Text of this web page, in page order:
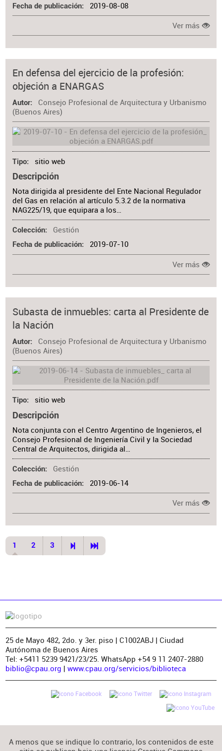
Fecha de publicación 2019-08-08
Ver más
En defensa del ejercicio de la profesión:
objeción a ENARGAS
Autor
Consejo Profesional de Arquitectura y Urbanismo
(Buenos Aires)
Tipo sitio web
Descripción
Nota dirigida al presidente del Ente Nacional Regulador
del Gas en relación al artículo 5.3.2 de la normativa
NAG225/19, que equipara a los…
Colección Gestión
Fecha de publicación 2019-07-10
Ver más
Subasta de inmuebles: carta al Presidente de
la Nación
Autor
Consejo Profesional de Arquitectura y Urbanismo
(Buenos Aires)
Tipo sitio web
Descripción
Nota conjunta con el Centro Argentino de Ingenieros, el
Consejo Profesional de Ingeniería Civil y la Sociedad
Central de Arquitectos, dirigida al…
Colección Gestión
Fecha de publicación 2019-06-14
Ver más
1 2 3
25 de Mayo 482, 2do. y 3er. piso | C1002ABJ | Ciudad
Autónoma de Buenos Aires
Tel: +5411 5239 9421/23/25. WhatsApp +54 9 11 2407-2880
biblio@cpau.org | www.cpau.org/servicios/biblioteca
A menos que se indique lo contrario, los contenidos de este